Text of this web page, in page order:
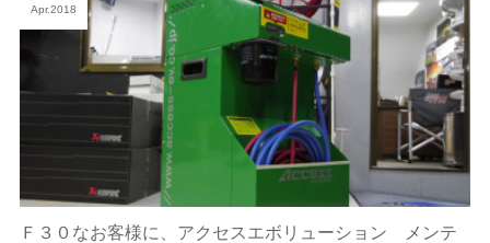
Ｆ３０なお客様に、アクセスエボリューション メンテ
Apr 2018